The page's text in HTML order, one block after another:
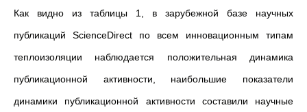
Как видно из таблицы 1, в зарубежной базе научных
публикаций ScienceDirect по всем инновационным типам
теплоизоляции наблюдается положительная динамика
публикационной активности, наибольшие показатели
динамики публикационной активности составили научные